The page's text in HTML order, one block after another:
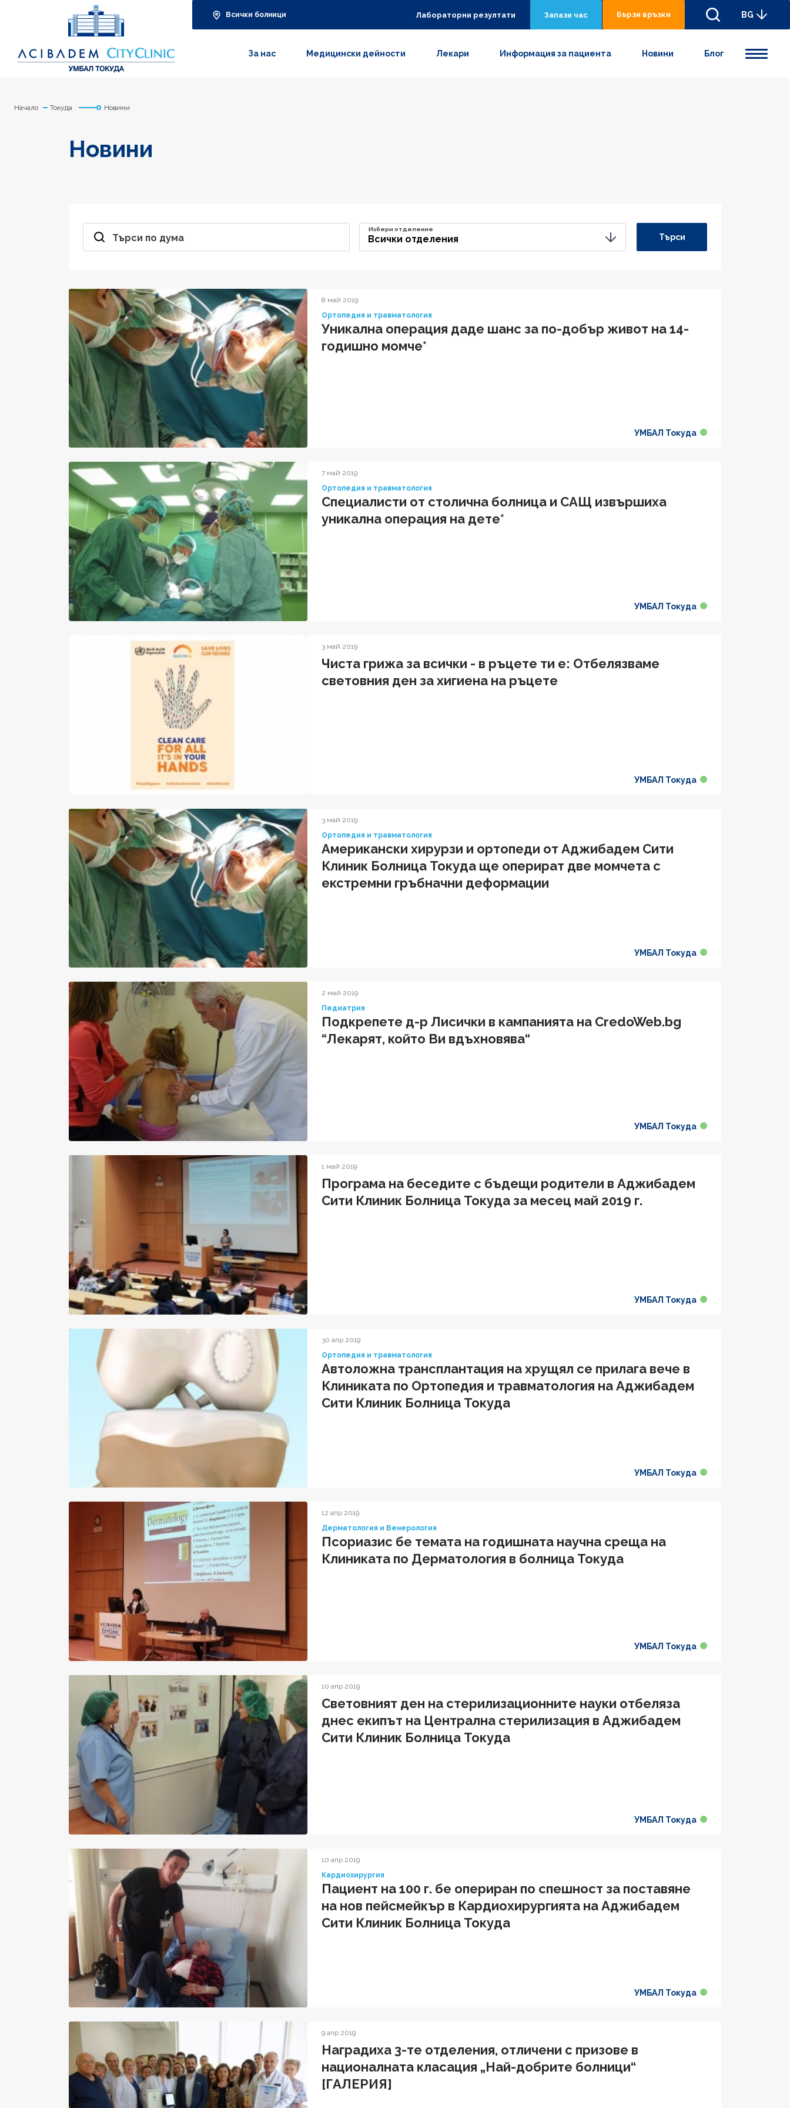
Всички болници Лабораторни резултати Запази час Бързи връзки BG
За нас Медицински дейности Лекари Информация за пациента Новини Блог
Начало Токуда Новини
Новини
Търси по дума Всички отделения
Избери отделение
Търси
8 май 2019
Ортопедия и травматология
Уникална операция даде шанс за по-добър живот на 14-
годишно момче*
УМБАЛ Токуда
7 май 2019
Ортопедия и травматология
Специалисти от столична болница и САЩ извършиха
уникална операция на дете*
УМБАЛ Токуда
3 май 2019
Чиста грижа за всички - в ръцете ти е: Отбелязваме
световния ден за хигиена на ръцете
УМБАЛ Токуда
3 май 2019
Ортопедия и травматология
Американски хирурзи и ортопеди от Аджибадем Сити
Клиник Болница Токуда ще оперират две момчета с
екстремни гръбначни деформации
УМБАЛ Токуда
2 май 2019
Педиатрия
Подкрепете д-р Лисички в кампанията на CredoWeb.bg
“Лекарят, който Ви вдъхновява“
УМБАЛ Токуда
1 май 2019
Програма на беседите с бъдещи родители в Аджибадем
Сити Клиник Болница Токуда за месец май 2019 г.
УМБАЛ Токуда
30 апр 2019
Ортопедия и травматология
Автоложна трансплантация на хрущял се прилага вече в
Клиниката по Ортопедия и травматология на Аджибадем
Сити Клиник Болница Токуда
УМБАЛ Токуда
12 апр 2019
Дерматология и Венерология
Псориазис бе темата на годишната научна среща на
Клиниката по Дерматология в болница Токуда
УМБАЛ Токуда
10 апр 2019
Световният ден на стерилизационните науки отбеляза
днес екипът на Централна стерилизация в Аджибадем
Сити Клиник Болница Токуда
УМБАЛ Токуда
10 апр 2019
Кардиохирургия
Пациент на 100 г. бе опериран по спешност за поставяне
на нов пейсмейкър в Кардиохирургията на Аджибадем
Сити Клиник Болница Токуда
УМБАЛ Токуда
9 апр 2019
Наградиха 3-те отделения, отличени с призове в
националната класация „Най-добрите болници“
[ГАЛЕРИЯ]